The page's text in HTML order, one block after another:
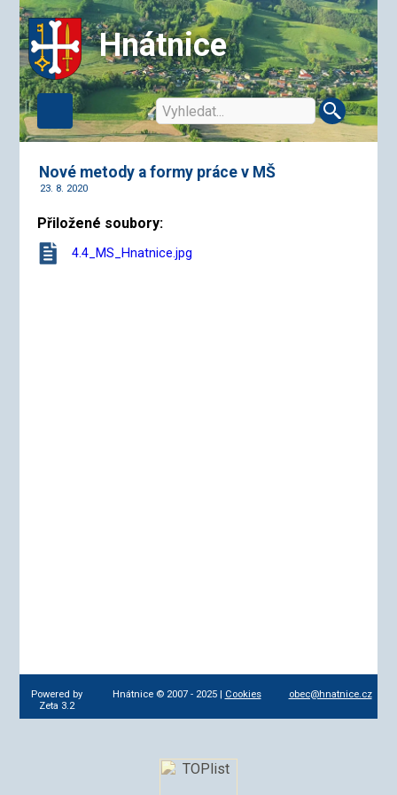
Hnátnice
Nové metody a formy práce v MŠ
23. 8. 2020
Přiložené soubory:
4.4_MS_Hnatnice.jpg
Powered by
Zeta 3.2
Hnátnice © 2007 - 2025 | Cookies obec@hnatnice.cz